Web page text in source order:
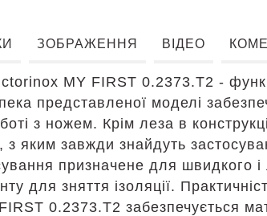
ЗОБРАЖЕННЯ ВІДЕО
MY FIRST 0.2373.T2 -
представленої моделі
з ножем. Крім леза в
з яким завжди знайдуть
призначене для швидкого
для зняття ізоляції.
0.2373.T2 забезпечується